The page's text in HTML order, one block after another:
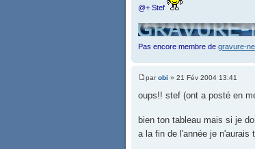
@+ Stef
Pas encore membre de gravure-
parobi » 21 Fév 2004 13:41
oups!! stef (ont a posté en
bien ton tableau mais si je
a la fin de l'année je n'aurais